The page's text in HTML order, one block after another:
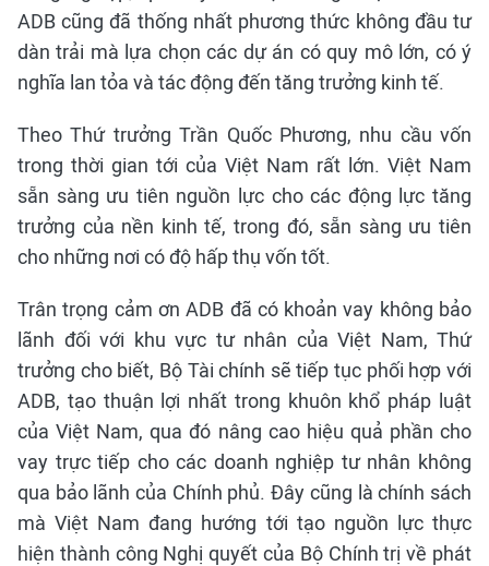
ADB cũng đã thống nhất phương thức không đầu tư
dàn trải mà lựa chọn các dự án có quy mô lớn, có ý
nghĩa lan tỏa và tác động đến tăng trưởng kinh tế.
Theo Thứ trưởng Trần Quốc Phương, nhu cầu vốn
trong thời gian tới của Việt Nam rất lớn. Việt Nam
sẵn sàng ưu tiên nguồn lực cho các động lực tăng
trưởng của nền kinh tế, trong đó, sẵn sàng ưu tiên
cho những nơi có độ hấp thụ vốn tốt.
Trân trọng cảm ơn ADB đã có khoản vay không bảo
lãnh đối với khu vực tư nhân của Việt Nam, Thứ
trưởng cho biết, Bộ Tài chính sẽ tiếp tục phối hợp với
ADB, tạo thuận lợi nhất trong khuôn khổ pháp luật
của Việt Nam, qua đó nâng cao hiệu quả phần cho
vay trực tiếp cho các doanh nghiệp tư nhân không
qua bảo lãnh của Chính phủ. Đây cũng là chính sách
mà Việt Nam đang hướng tới tạo nguồn lực thực
hiện thành công Nghị quyết của Bộ Chính trị về phát